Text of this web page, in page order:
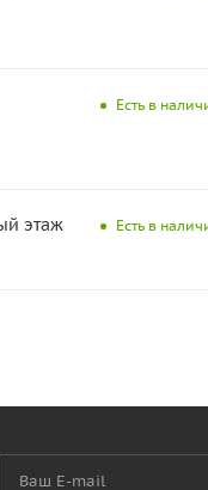
Есть в
этаж Есть в